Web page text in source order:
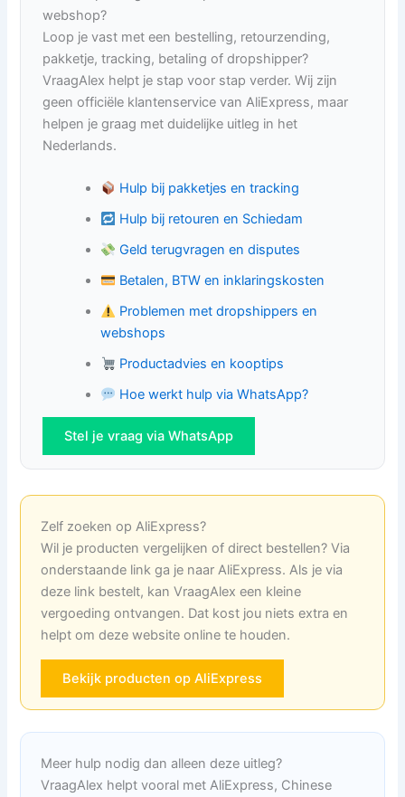
webshop?
Loop je vast met een bestelling, retourzending,
pakketje, tracking, betaling of dropshipper?
VraagAlex helpt je stap voor stap verder. Wij zijn
geen officiële klantenservice van AliExpress, maar
helpen je graag met duidelijke uitleg in het
Nederlands.
Hulp bij pakketjes en tracking
Hulp bij retouren en Schiedam
Geld terugvragen en disputes
Betalen, BTW en inklaringskosten
Problemen met dropshippers en
webshops
Productadvies en kooptips
Hoe werkt hulp via WhatsApp?
Stel je vraag via WhatsApp
Zelf zoeken op AliExpress?
Wil je producten vergelijken of direct bestellen? Via
onderstaande link ga je naar AliExpress. Als je via
deze link bestelt, kan VraagAlex een kleine
vergoeding ontvangen. Dat kost jou niets extra en
helpt om deze website online te houden.
Bekijk producten op AliExpress
Meer hulp nodig dan alleen deze uitleg?
VraagAlex helpt vooral met AliExpress, Chinese